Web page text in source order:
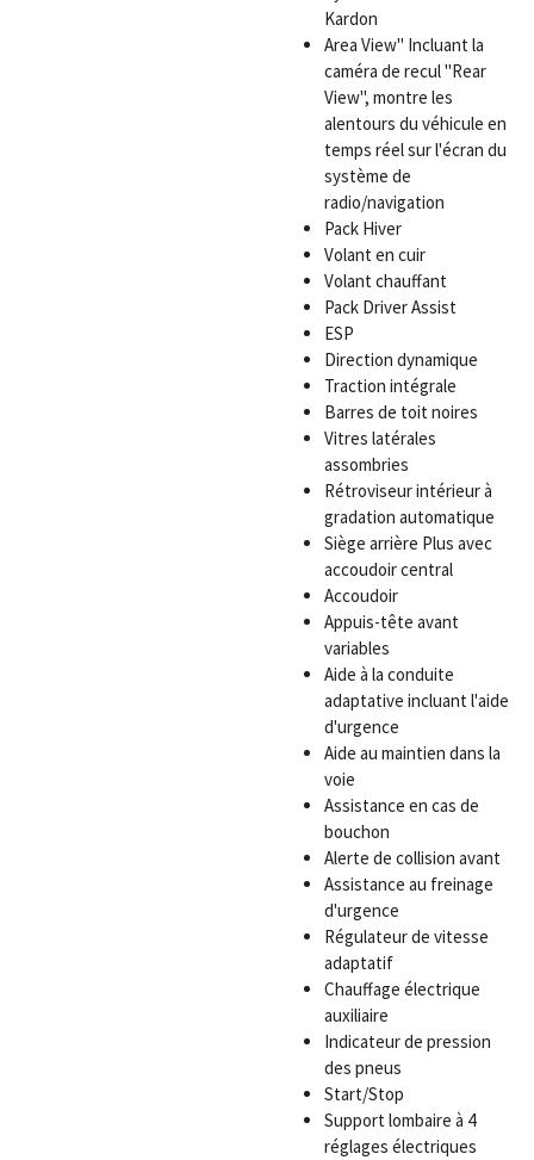
Kardon
Area View" Incluant la
caméra de recul "Rear
View", montre les
alentours du véhicule en
temps réel sur l'écran du
système de
radio/navigation
Pack Hiver
Volant en cuir
Volant chauffant
Pack Driver Assist
ESP
Direction dynamique
Traction intégrale
Barres de toit noires
Vitres latérales
assombries
Rétroviseur intérieur à
gradation automatique
Siège arrière Plus avec
accoudoir central
Accoudoir
Appuis-tête avant
variables
Aide à la conduite
adaptative incluant l'aide
d'urgence
Aide au maintien dans la
voie
Assistance en cas de
bouchon
Alerte de collision avant
Assistance au freinage
d'urgence
Régulateur de vitesse
adaptatif
Chauffage électrique
auxiliaire
Indicateur de pression
des pneus
Start/Stop
Support lombaire à 4
réglages électriques